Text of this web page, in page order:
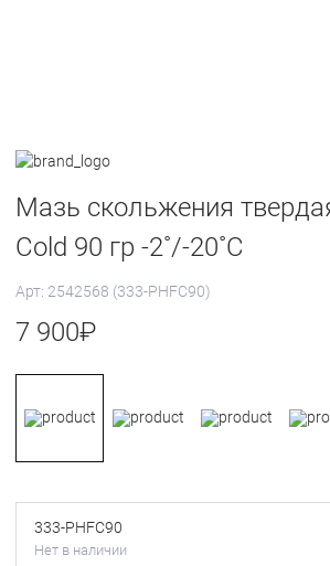
Мазь скольжения
Cold 90 гр -2˚/-20˚С
Арт: 2542568 (333-PHFC90)
7 900₽
333-PHFC90
Нет в наличии